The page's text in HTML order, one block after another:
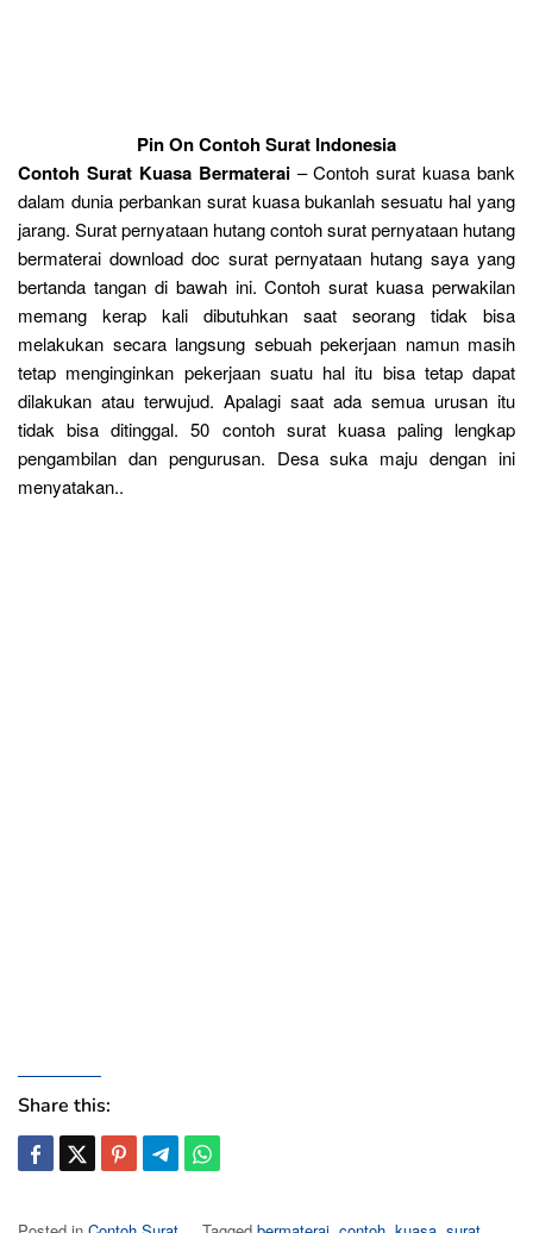
Pin On Contoh Surat Indonesia
Contoh Surat Kuasa Bermaterai– Contoh surat kuasa bank
dalam dunia perbankan surat kuasa bukanlah sesuatu hal yang
jarang. Surat pernyataan hutang contoh surat pernyataan hutang
bermaterai download doc surat pernyataan hutang saya yang
bertanda tangan di bawah ini. Contoh surat kuasa perwakilan
memang kerap kali dibutuhkan saat seorang tidak bisa
melakukan secara langsung sebuah pekerjaan namun masih
tetap menginginkan pekerjaan suatu hal itu bisa tetap dapat
dilakukan atau terwujud. Apalagi saat ada semua urusan itu
tidak bisa ditinggal. 50 contoh surat kuasa paling lengkap
pengambilan dan pengurusan. Desa suka maju dengan ini
menyatakan..
Share this: